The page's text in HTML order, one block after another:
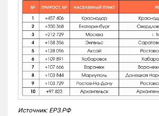
Источник: ЕРЗ.РФ